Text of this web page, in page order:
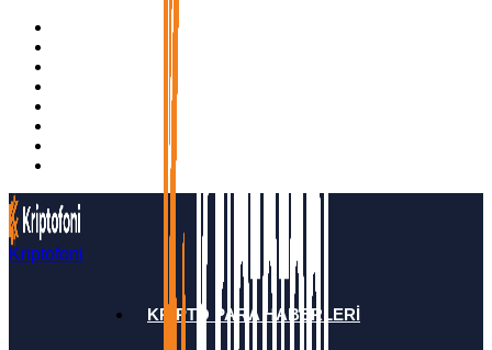
Kriptofoni
KRİPTO PARA HABERLERİ